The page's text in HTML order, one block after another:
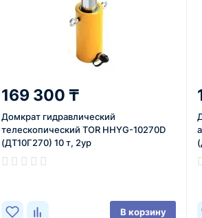
169 300 ₸
Домкрат гидравлический
телескопический TOR HHYG-10270D
(ДТ10Г270) 10 т, 2ур
В корзину